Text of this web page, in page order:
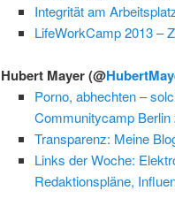
Integrität am
LifeWorkCamp 2013 –
Hubert Mayer(@
Porno, abhechten –
Communitycamp
Transparenz: Meine
Links der Woche:
Redaktionspläne,